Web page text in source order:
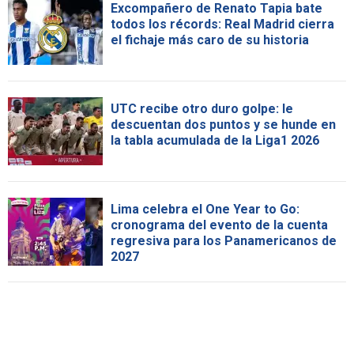
Excompañero de Renato Tapia bate
todos los récords: Real Madrid cierra
el fichaje más caro de su historia
UTC recibe otro duro golpe: le
descuentan dos puntos y se hunde en
la tabla acumulada de la Liga1 2026
Lima celebra el One Year to Go:
cronograma del evento de la cuenta
regresiva para los Panamericanos de
2027